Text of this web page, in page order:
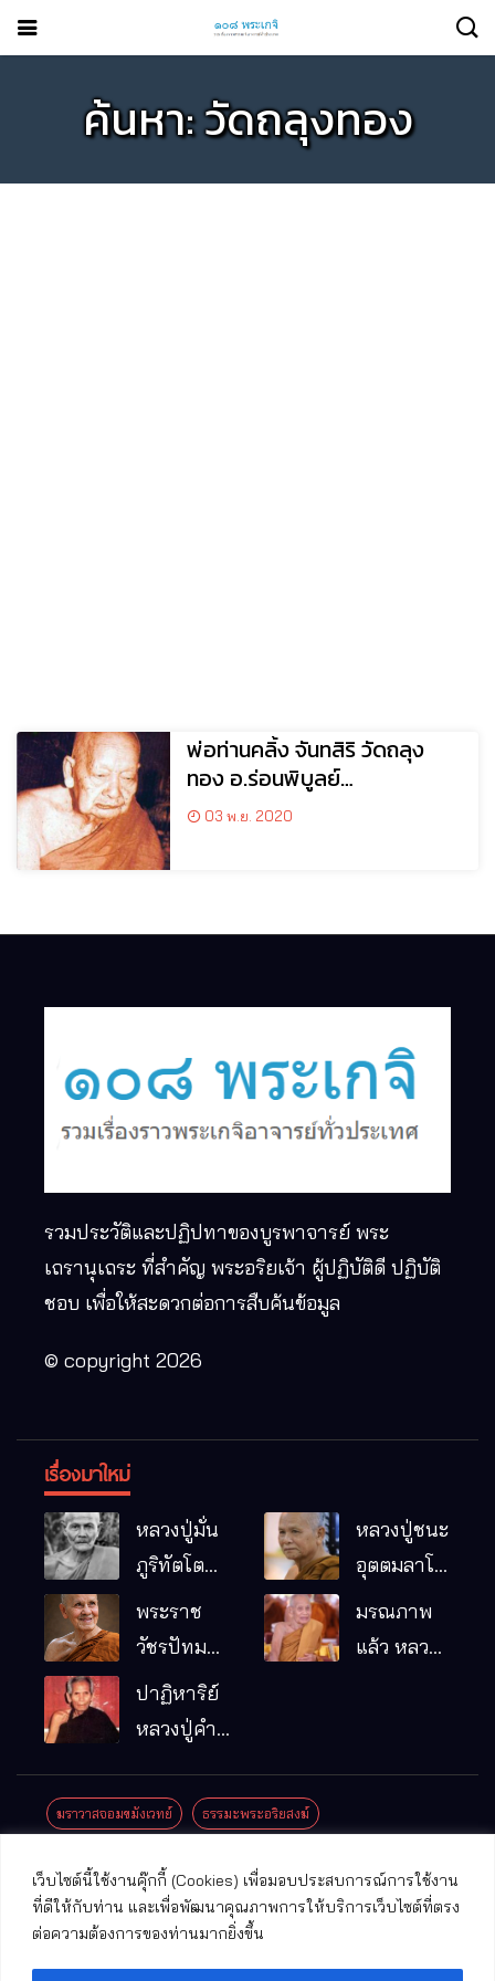
เว็บไซต์นี้ใช้งานคุ๊กกี้ (Cookies) เพื่อมอบประสบการณ์การใช้งาน
ที่ดีให้กับท่าน และเพื่อพัฒนาคุณภาพการให้บริการเว็บไซต์ที่ตรง
ต่อความต้องการของท่านมากยิ่งขึ้น
ค้นหา: วัดถลุงทอง
พ่อท่านคลิ้ง จันทสิริ วัดถลุง
ทอง อ.ร่อนพิบูลย์
จ.นครศรีธรรมราช
03 พ.ย. 2020
รวมประวัติและปฏิปทาของบูรพาจารย์ พระ
เถรานุเถระ ที่สำคัญ พระอริยเจ้า ผู้ปฏิบัติดี ปฏิบัติ
ชอบ เพื่อให้สะดวกต่อการสืบค้นข้อมูล
© copyright 2026
เรื่องมาใหม่
หลวงปู่มั่น
ภูริทัตโต
พระอริยเจ้า
ผู้เป็นบิดา
รมฐาน
หลวงปู่ชนะ
อุตตมลาโภ
หมากอื๋อ
พระราช
วัชรปัทม
คุณ (หลวง
ปู่บัวเกตุ
แล้ว วัดป่า
อ.แม่ริม
จ.เชียงใหม่
มรณภาพ
แล้ว หลวง
ปาฏิหาริย์
หลวงปู่คำ
มณี
ฆราวาสจอมขมังเวทย์ ธรรมะพระอริยสงฆ์
ปาฏิหาริย์พระเครื่อง
พระพุทธรูปศักดิ์สิทธิ์ วัดที่สําคัญ